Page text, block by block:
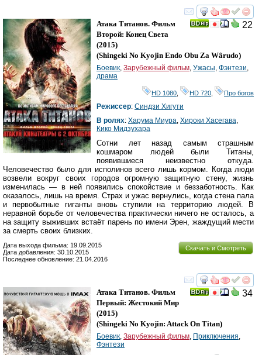
смотреть
22
Атака Титанов. Фильм
Второй: Конец Света
(2015)
(Shingeki No Kyojin Endo Obu Za Wârudo)
Боевик Зарубежный фильм Ужасы Фэнтези
драма
HD 1080 HD 720 Про богов
Режиссер: Синдзи Хигути
В ролях: Харума Миура Хироки Хасегава
Кико Мидзухара
Сотни лет назад самым страшным
кошмаром людей были Титаны,
появившиеся неизвестно откуда.
Человечество было для исполинов всего лишь кормом. Когда люди
возвели вокруг своих городов огромную защитную стену, жизнь
изменилась — в ней появились спокойствие и беззаботность. Как
оказалось, лишь на время. Страх и ужас вернулись, когда стена пала
и первобытные гиганты вновь ступили на территорию людей. В
неравной борьбе от человечества практически ничего не осталось, а
на защиту выживших встаёт парень по имени Эрен, жаждущий мести
за смерть своих близких.
Скачать и Смотреть
Дата выхода фильма: 19.09.2015
Дата добавления: 30.10.2015
Последнее обновление: 21.04.2016
смотреть
34
Атака Титанов. Фильм
Первый: Жестокий Мир
(2015)
(Shingeki No Kyojin: Attack On Titan)
Боевик Зарубежный фильм Приключения
Фэнтези